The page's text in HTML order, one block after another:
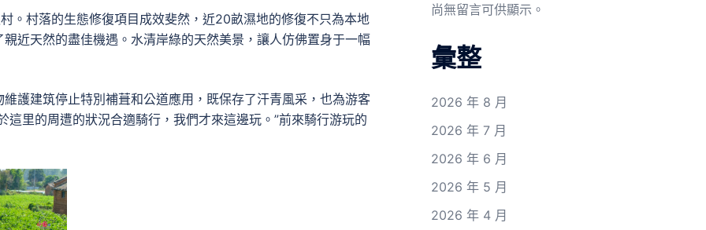
。村落的生態修復項目成效斐然，近20畝濕地的修復不只為本地
近天然的盡佳機遇。水清岸綠的天然美景，讓人仿佛置身于一幅
護建筑停止特別補葺和公道應用，既保存了汗青風采，也為游客
里的周遭的狀況合適騎行，我們才來這邊玩。”前來騎行游玩的
尚無留言可供顯示。
彙整
2026 年 8 月
2026 年 7 月
2026 年 6 月
2026 年 5 月
2026 年 4 月